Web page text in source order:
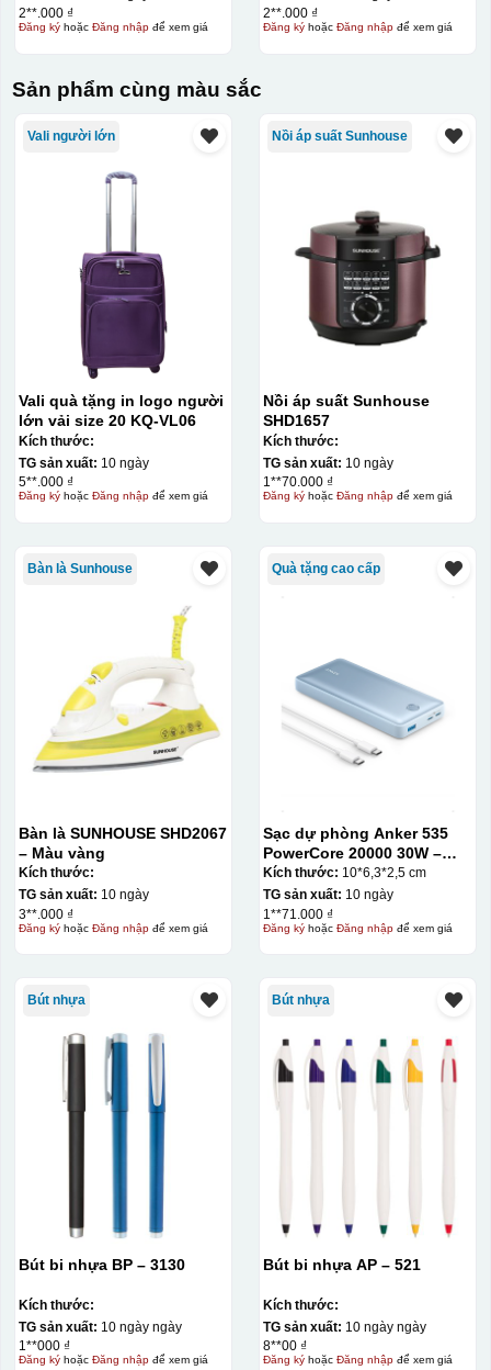
2**.000 ₫
Đăng kýhoặc Đăng nhậpđể xem giá
2**.000 ₫
Đăng kýhoặc Đăng nhậpđể xem giá
Sản phẩm cùng màu sắc
Vali người lớn
Vali quà tặng in logo người
lớn vải size 20 KQ-VL06
Kích thước:
TG sản xuất: 10 ngày
5**.000 ₫
Đăng kýhoặc Đăng nhậpđể xem giá
Nồi áp suất Sunhouse
Nồi áp suất Sunhouse
SHD1657
Kích thước:
TG sản xuất: 10 ngày
1**70.000 ₫
Đăng kýhoặc Đăng nhậpđể xem giá
Bàn là Sunhouse
Bàn là SUNHOUSE SHD2067
– Màu vàng
Kích thước:
TG sản xuất: 10 ngày
3**.000 ₫
Đăng kýhoặc Đăng nhậpđể xem giá
Quà tặng cao cấp
Sạc dự phòng Anker 535
PowerCore 20000 30W –
A1366
Kích thước: 10*6,3*2,5 cm
TG sản xuất: 10 ngày
1**71.000 ₫
Đăng kýhoặc Đăng nhậpđể xem giá
Bút nhựa
Bút bi nhựa BP – 3130
Kích thước:
TG sản xuất: 10 ngày ngày
1**000 ₫
Đăng kýhoặc Đăng nhậpđể xem giá
Bút nhựa
Bút bi nhựa AP – 521
Kích thước:
TG sản xuất: 10 ngày ngày
8**00 ₫
Đăng kýhoặc Đăng nhậpđể xem giá